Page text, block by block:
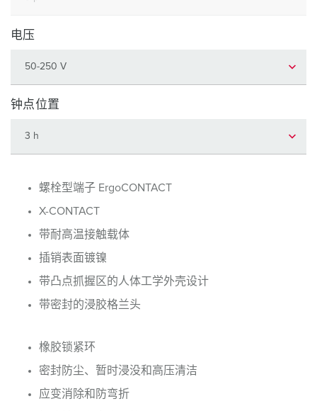
电压
钟点位置
螺栓型端子 ErgoCONTACT
X-CONTACT
带耐高温接触载体
插销表面镀镍
带凸点抓握区的人体工学外壳设计
带密封的浸胶格兰头
橡胶锁紧环
密封防尘、暂时浸没和高压清洁
应变消除和防弯折